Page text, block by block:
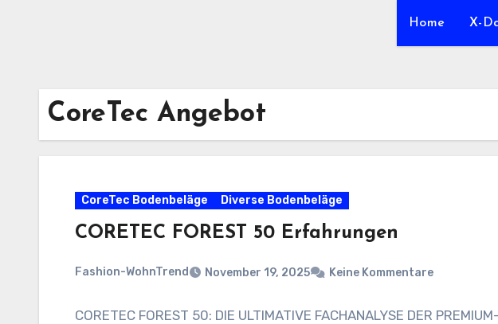
Home X-
CoreTec Angebot
CoreTec Bodenbeläge Diverse Bodenbeläge
CORETEC FOREST 50 Erfahrungen
Fashion-WohnTrend November 19, 2025 Keine Kommentare
CORETEC FOREST 50: DIE ULTIMATIVE FACHANALYSE DER